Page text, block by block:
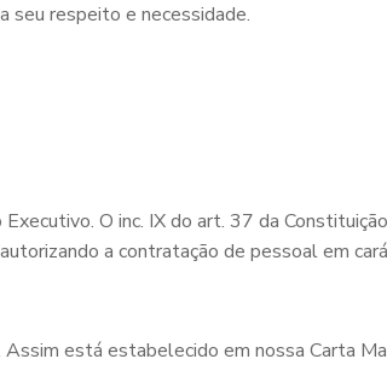
seu respeito e necessidade.
O inc. IX do art. 37 da
a contratação de pessoal em
está estabelecido em nossa Carta